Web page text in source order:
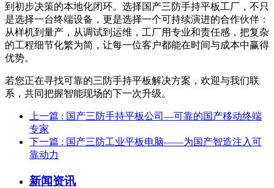
到初步决策的本地化闭环。选择国产三防手持平板工厂，不只
是选择一台终端设备，更是选择一个可持续演进的合作伙伴：
从样机到量产，从调试到运维，工厂用专业和责任感，把复杂
的工程细节化繁为简，让每一位客户都能在时间与成本中赢得
优势。
若您正在寻找可靠的三防手持平板解决方案，欢迎与我们联
系，共同把握智能现场的下一次升级。
上一篇 : 国产三防手持平板公司—可靠的国产移动终端
专家
下一篇 : 国产三防工业平板电脑——为国产智造注入可
靠动力
新闻资讯